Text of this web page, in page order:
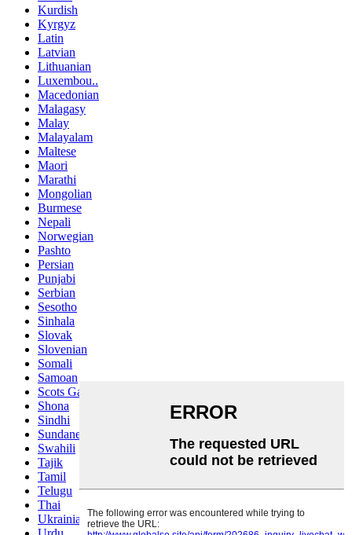
Kurdish
Kyrgyz
Latin
Latvian
Lithuanian
Luxembou..
Macedonian
Malagasy
Malay
Malayalam
Maltese
Maori
Marathi
Mongolian
Burmese
Nepali
Norwegian
Pashto
Persian
Punjabi
Serbian
Sesotho
Sinhala
Slovak
Slovenian
Somali
Samoan
Scots Gaelic
Shona
Sindhi
Sundanese
Swahili
Tajik
Tamil
Telugu
Thai
Ukrainian